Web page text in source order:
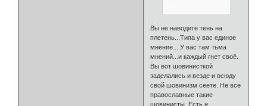
Вы не наводите тень на
плетень...Типа у вас единое
мнение....У вас там тьма
мнений...и каждый гнет своё.
Вы вот шовинисткой
заделались и везде и всюду
свой шовинизм сеете. Не все
православные такие
шовинисты. Есть и